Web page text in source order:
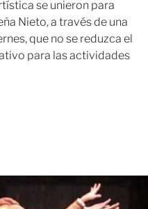
se unieron para
Nieto, a través de una
que no se reduzca el
para las actividades